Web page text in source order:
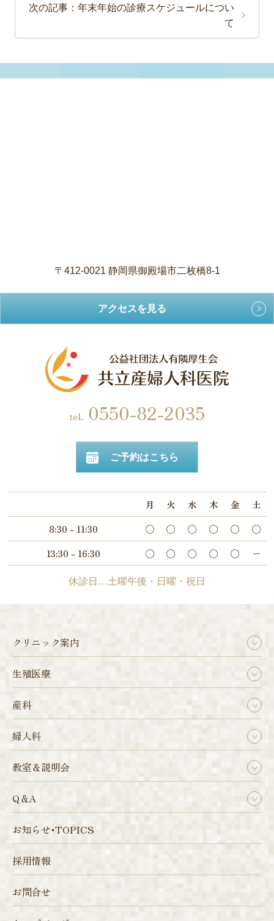
次の記事：年末年始の診療スケジュールについ
て
〒412-0021 静岡県御殿場市二枚橋8-1
アクセスを見る
0550-82-2035
ご予約はこちら
月 火 水 木 金
土
8:30 - 11:30
◯ ◯ ◯ ◯ ◯
◯
13:30 - 16:30
◯ ◯ ◯ ◯ ◯ ー
休診日…土曜午後・日曜・祝日
クリニック案内
生殖医療
産科
婦人科
教室＆説明会
Q＆A
お知らせ･TOPICS
採用情報
お問合せ